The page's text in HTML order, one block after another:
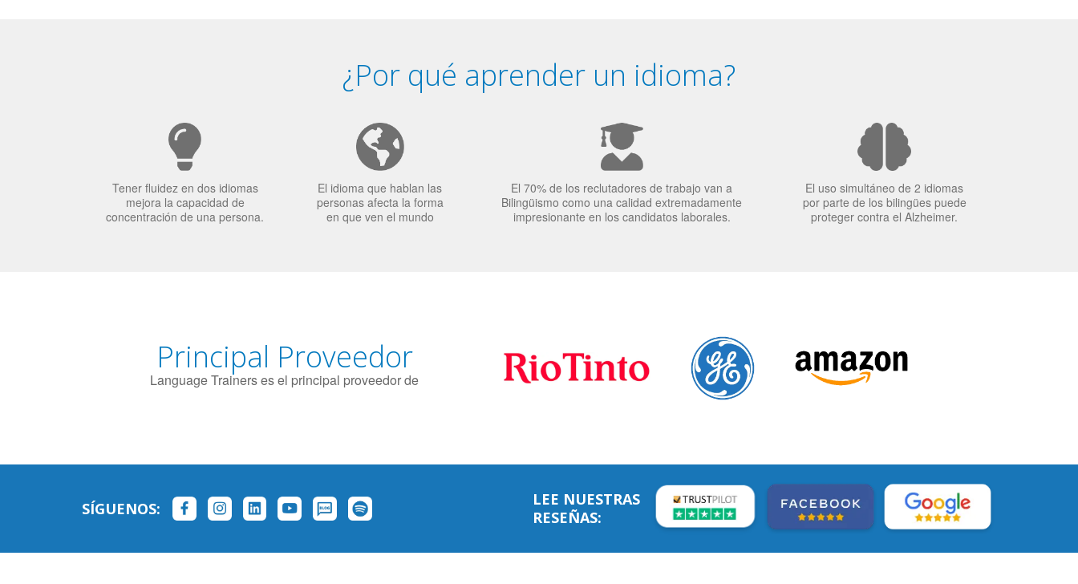
¿Por qué aprender un idioma?
Tener fluidez en dos idiomas
mejora la capacidad de
concentración de una persona.
El idioma que hablan las
personas afecta la forma
en que ven el mundo
El 70% de los reclutadores de trabajo van a
Bilingüismo como una calidad extremadamente
impresionante en los candidatos laborales.
El uso simultáneo de 2 idiomas
por parte de los bilingües puede
proteger contra el Alzheimer.
Principal Proveedor
Language Trainers es el principal proveedor de
SÍGUENOS:
LEE NUESTRAS
RESEÑAS: